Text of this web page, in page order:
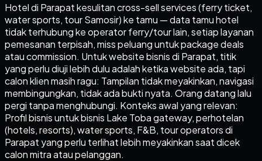
Hotel di Parapat kesulitan cross-sell services (ferry ticket,
water sports, tour Samosir) ke tamu — data tamu hotel
tidak terhubung ke operator ferry/tour lain, setiap layanan
pemesanan terpisah, miss peluang untuk package deals
atau commission. Untuk website bisnis di Parapat, titik
yang perlu diuji lebih dulu adalah ketika website ada, tapi
calon klien masih ragu: Tampilan tidak meyakinkan, navigasi
membingungkan, tidak ada bukti nyata. Orang datang lalu
pergi tanpa menghubungi. Konteks awal yang relevan:
Profil bisnis untuk bisnis Lake Toba gateway, perhotelan
(hotels, resorts), water sports, F&B, tour operators di
Parapat yang perlu terlihat lebih meyakinkan saat dicek
calon mitra atau pelanggan.